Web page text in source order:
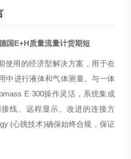
国E+H质量流量计货期短
使用的经济型解决方案，用于在
中进行液体和气体测量。与一体
E 300操作灵活，系统集成
线、远程显示、改进的连接方
(心跳技术)确保始终合规，保证